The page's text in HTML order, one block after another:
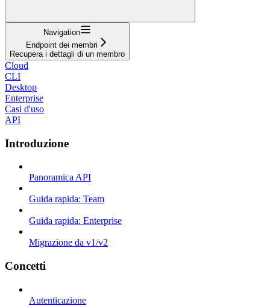
Navigation
Endpoint dei membri
Recupera i dettagli di un membro
Cloud
CLI
Desktop
Enterprise
Casi d'uso
API
Introduzione
Panoramica API
Guida rapida: Team
Guida rapida: Enterprise
Migrazione da v1/v2
Concetti
Autenticazione